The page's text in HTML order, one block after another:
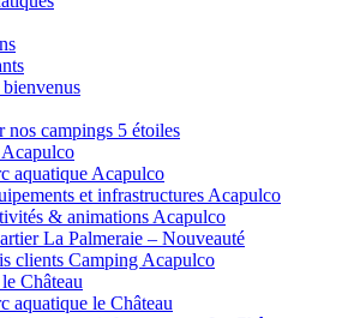
nos campings 5 étoiles
aquatique Acapulco
et infrastructures Acapulco
& animations Acapulco
La Palmeraie – Nouveauté
clients Camping Acapulco
Château
aquatique le Château